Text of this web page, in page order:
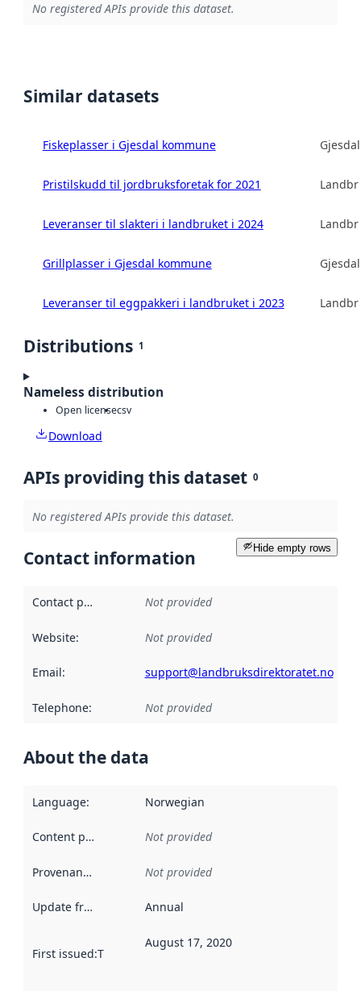
No registered APIs provide this dataset.
Similar datasets
Fiskeplasser i Gjesdal kommune
Pristilskudd til jordbruksforetak for 2021
Leveranser til slakteri i landbruket i 2024
Grillplasser i Gjesdal kommune
Leveranser til eggpakkeri i landbruket i 2023
Distributions 1
Nameless distribution
Open licensecsv
Download
APIs providing this dataset 0
No registered APIs provide this dataset.
Hide empty rows
Contact information
Contact point Not provided
Website: Not provided
Email: support@landbruksdirektoratet.no
Telephone: Not provided
About the data
Language: Norwegian
Content providers Not provided
Provenance Not provided
Update frequency Annual
First issued:This date indicates when the data in this
August 17, 2020